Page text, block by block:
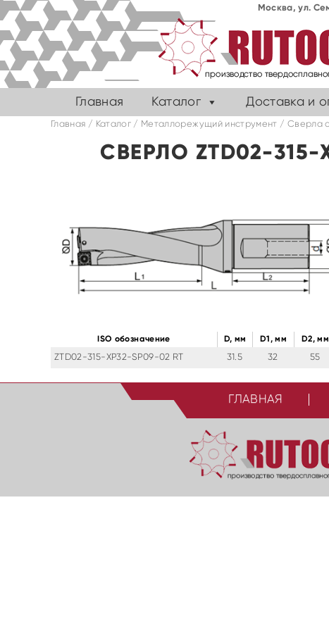
Москва, ул.
Главная Каталог Доставка и
Главная / Каталог/ Металлорежущий инструмент / Сверла
СВЕРЛО ZTD02-
ISO обозначение D, мм D1, мм D2, мм
ZTD02-315-XP32-SP09-02 RT 31.5 32 55
ГЛАВНАЯ